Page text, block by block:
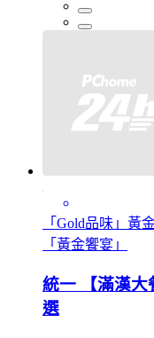
「Gold品味」黃
「黃金饗宴」
統一 【滿漢大
選